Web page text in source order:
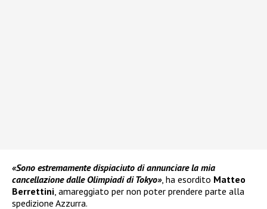
«Sono estremamente dispiaciuto di annunciare la mia
cancellazione dalle Olimpiadi di Tokyo», ha esordito Matteo
Berrettini, amareggiato per non poter prendere parte alla
spedizione Azzurra.